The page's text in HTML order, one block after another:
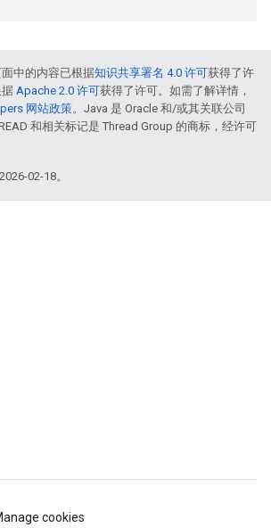
中的内容已根据知识共享署名 4.0 许可获得了许
Apache 2.0 许可获得了许可。如需了解详情，
网站政策。Java 是 Oracle 和/或其关联公司
和相关标记是 Thread Group 的商标，经许可
02-18。
cookies